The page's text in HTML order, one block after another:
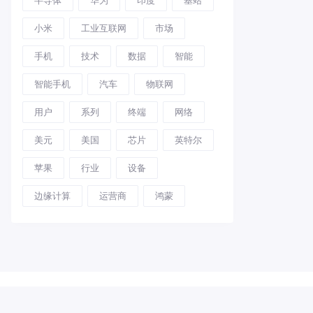
小米 工业互联网 市场
手机 技术 数据 智能
智能手机 汽车 物联网
用户 系列 终端 网络
美元 美国 芯片 英特尔
苹果 行业 设备
边缘计算 运营商 鸿蒙